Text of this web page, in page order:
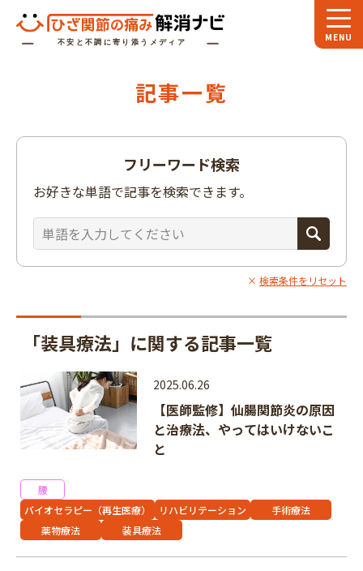
スペシャル対談
専門家インタビュー
関節大全
ひざ関節ナビについて
フリーワード
記事一覧
フリーワード検索
お好きな単語で記事を検索できます。
検索条件をリセット
「装具療法」に関する記事一覧
2025.06.26
【医師監修】仙腸関節炎の原因
と治療法、やってはいけないこ
と
腰
バイオセラピー（再生医療）
リハビリテーション
手術療法
薬物療法
装具療法